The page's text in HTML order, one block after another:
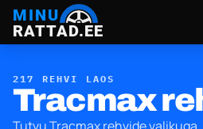
MINU
RATTAD.EE
217 REHVI LAOS
Tracmax